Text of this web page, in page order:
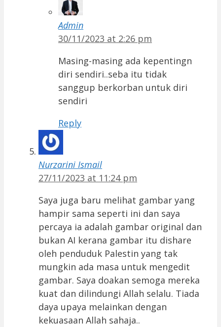
Admin
30/11/2023 at 2:26 pm
Masing-masing ada kepentingn
diri sendiri..seba itu tidak
sanggup berkorban untuk diri
sendiri
Reply
Nurzarini Ismail
27/11/2023 at 11:24 pm
Saya juga baru melihat gambar yang
hampir sama seperti ini dan saya
percaya ia adalah gambar original dan
bukan AI kerana gambar itu dishare
oleh penduduk Palestin yang tak
mungkin ada masa untuk mengedit
gambar. Saya doakan semoga mereka
kuat dan dilindungi Allah selalu. Tiada
daya upaya melainkan dengan
kekuasaan Allah sahaja..